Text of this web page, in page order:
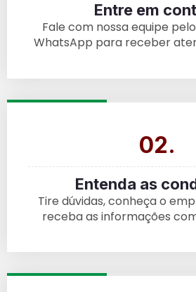
Entre em
Fale com nossa equipe
WhatsApp para receber
02.
Entenda as
Tire dúvidas, conheça o
receba as informações